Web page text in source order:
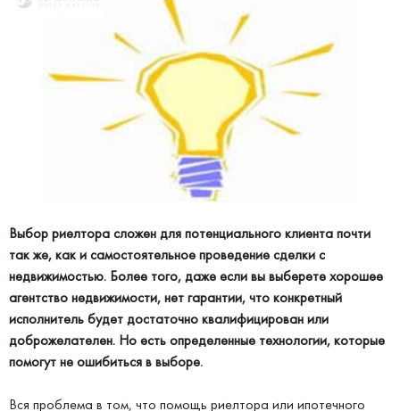
Выбор риелтора сложен для потенциального клиента почти
так же, как и самостоятельное проведение сделки с
недвижимостью. Более того, даже если вы выберете хорошее
агентство недвижимости, нет гарантии, что конкретный
исполнитель будет достаточно квалифицирован или
доброжелателен. Но есть определенные технологии, которые
помогут не ошибиться в выборе.
Вся проблема в том, что помощь риелтора или ипотечного